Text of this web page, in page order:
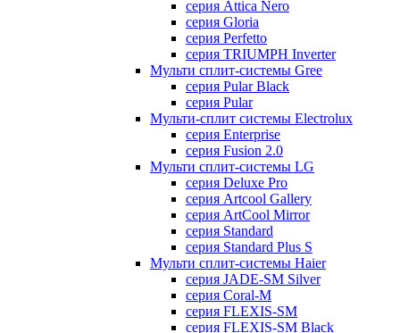
серия Attica Nero
серия Gloria
серия Perfetto
серия TRIUMPH Inverter
Мульти сплит-системы Gree
серия Pular Black
серия Pular
Мульти-сплит системы Electrolux
серия Enterprise
серия Fusion 2.0
Мульти сплит-системы LG
серия Deluxe Pro
серия Artcool Gallery
серия ArtCool Mirror
серия Standard
серия Standard Plus S
Мульти сплит-системы Haier
серия JADE-SM Silver
серия Coral-M
серия FLEXIS-SM
серия FLEXIS-SM Black